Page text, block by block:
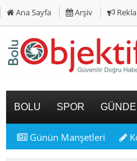
Ana Sayfa Arşiv
BOLU SPOR
Günün Manşetleri